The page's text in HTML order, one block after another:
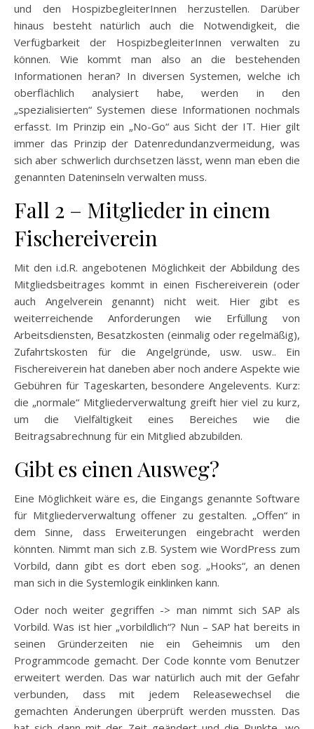
und den HospizbegleiterInnen herzustellen. Darüber
hinaus besteht natürlich auch die Notwendigkeit, die
Verfügbarkeit der HospizbegleiterInnen verwalten zu
können. Wie kommt man also an die bestehenden
Informationen heran? In diversen Systemen, welche ich
oberflächlich analysiert habe, werden in den
„spezialisierten“ Systemen diese Informationen nochmals
erfasst. Im Prinzip ein „No-Go“ aus Sicht der IT. Hier gilt
immer das Prinzip der Datenredundanzvermeidung, was
sich aber schwerlich durchsetzen lässt, wenn man eben die
genannten Dateninseln verwalten muss.
Fall 2 – Mitglieder in einem
Fischereiverein
Mit den i.d.R. angebotenen Möglichkeit der Abbildung des
Mitgliedsbeitrages kommt in einen Fischereiverein (oder
auch Angelverein genannt) nicht weit. Hier gibt es
weiterreichende Anforderungen wie Erfüllung von
Arbeitsdiensten, Besatzkosten (einmalig oder regelmäßig),
Zufahrtskosten für die Angelgründe, usw. usw.. Ein
Fischereiverein hat daneben aber noch andere Aspekte wie
Gebühren für Tageskarten, besondere Angelevents. Kurz:
die „normale“ Mitgliederverwaltung greift hier viel zu kurz,
um die Vielfältigkeit eines Bereiches wie die
Beitragsabrechnung für ein Mitglied abzubilden.
Gibt es einen Ausweg?
Eine Möglichkeit wäre es, die Eingangs genannte Software
für Mitgliederverwaltung offener zu gestalten. „Offen“ in
dem Sinne, dass Erweiterungen eingebracht werden
könnten. Nimmt man sich z.B. System wie WordPress zum
Vorbild, dann gibt es dort eben sog. „Hooks“, an denen
man sich in die Systemlogik einklinken kann.
Oder noch weiter gegriffen -> man nimmt sich SAP als
Vorbild. Was ist hier „vorbildlich“? Nun – SAP hat bereits in
seinen Gründerzeiten nie ein Geheimnis um den
Programmcode gemacht. Der Code konnte vom Benutzer
erweitert werden. Das war natürlich auch mit der Gefahr
verbunden, dass mit jedem Releasewechsel die
gemachten Änderungen überprüft werden mussten. Das